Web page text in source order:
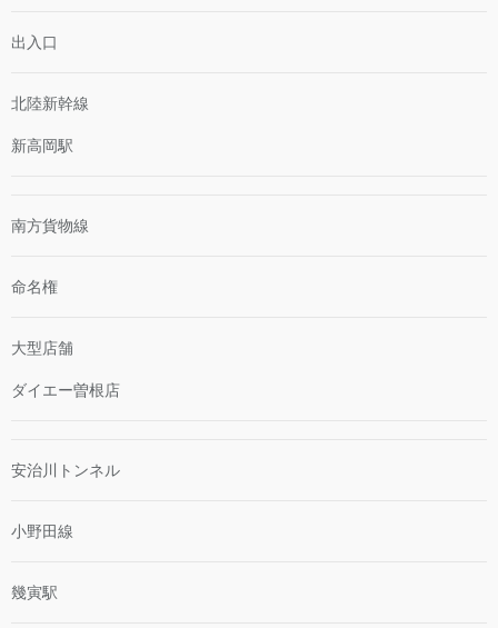
出入口
北陸新幹線
新高岡駅
南方貨物線
命名権
大型店舗
ダイエー曽根店
安治川トンネル
小野田線
幾寅駅